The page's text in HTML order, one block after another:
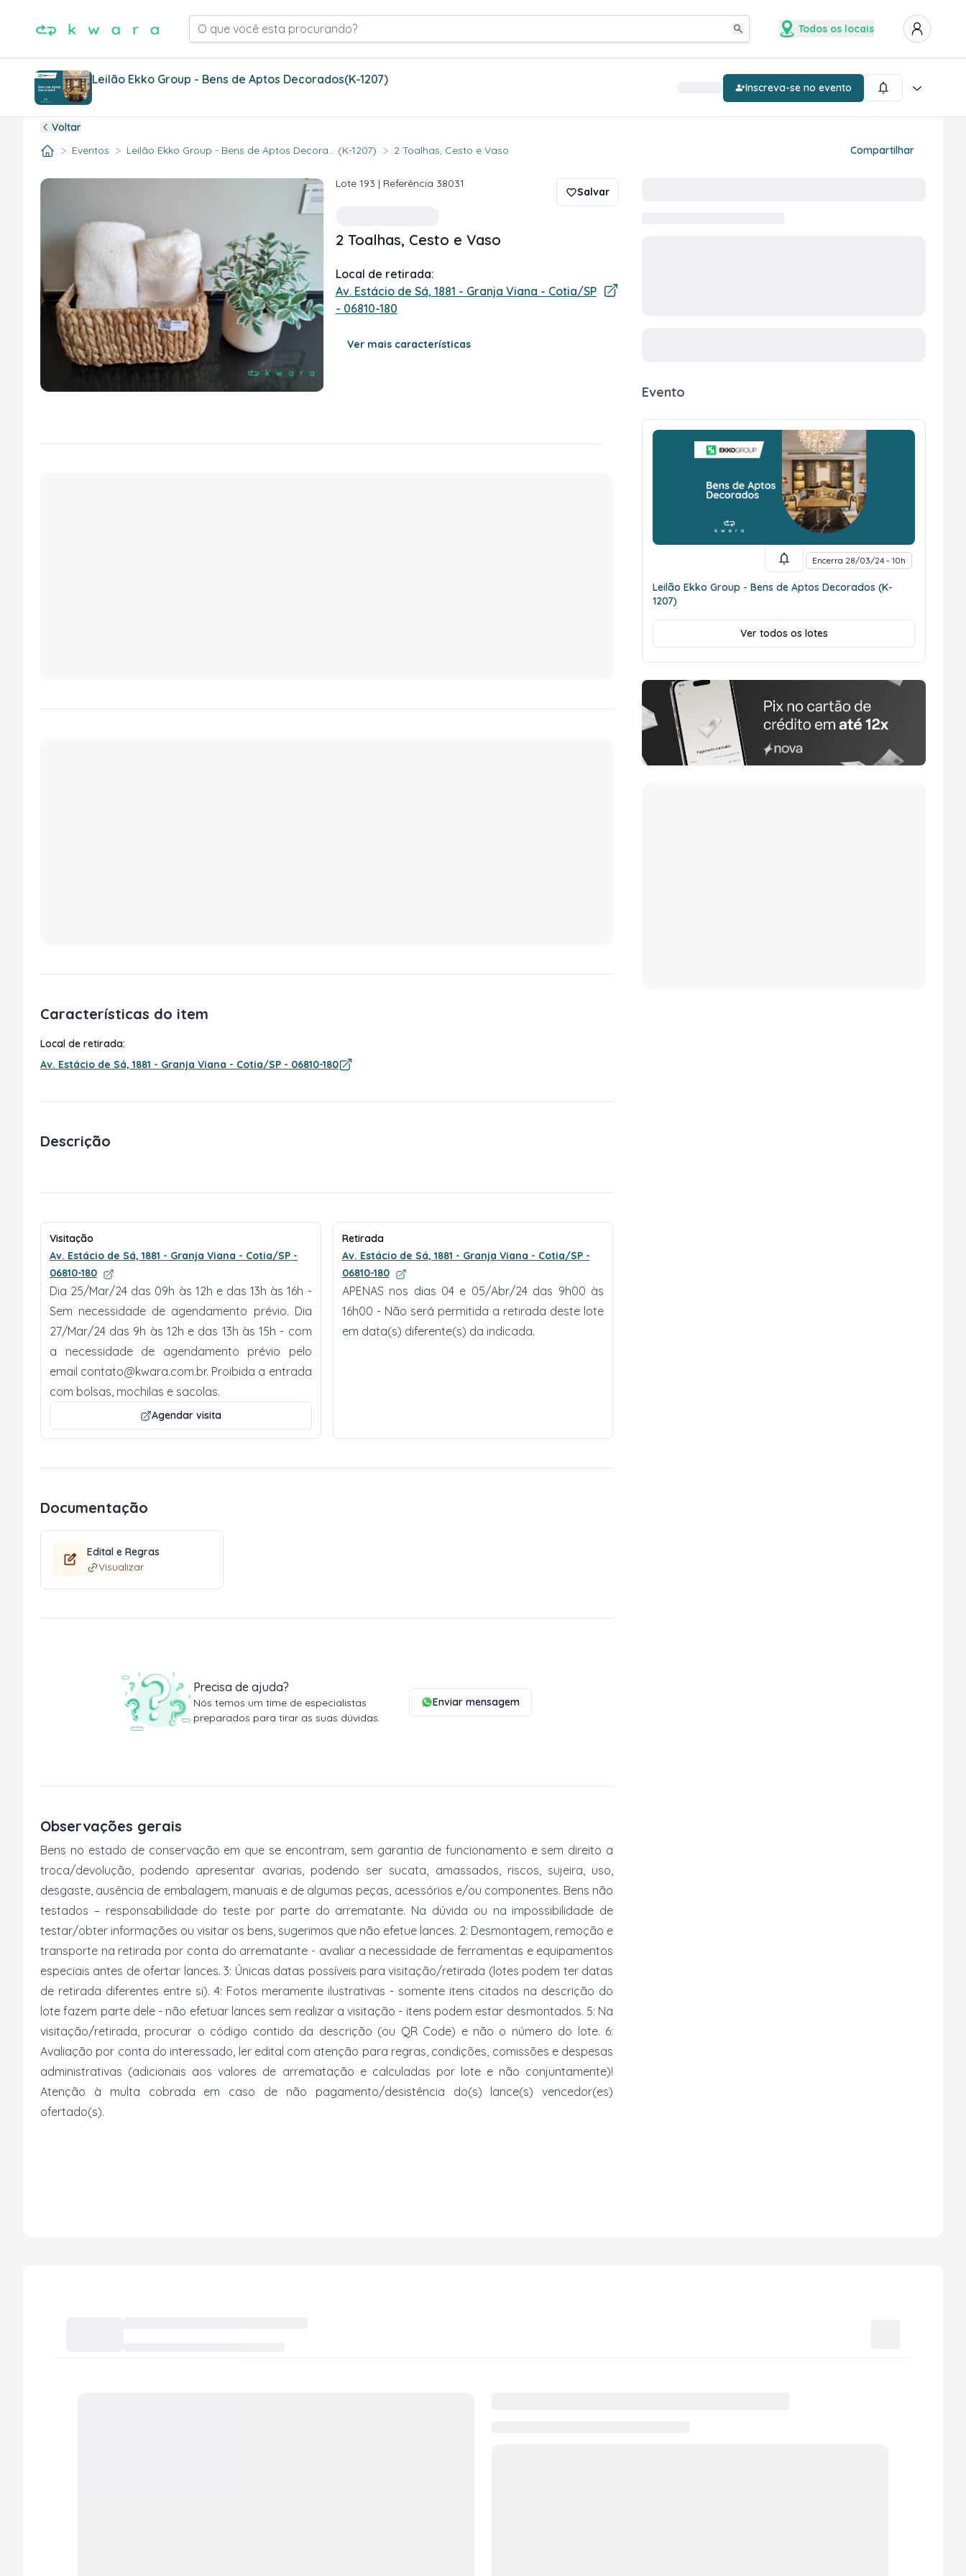
O que você esta procurando? Todos os locais
Leilão Ekko Group - Bens de Aptos Decorados(K-1207)
Inscreva-se no evento
Voltar
> Eventos > Leilão Ekko Group - Bens de Aptos Decora... (K-1207) > 2 Toalhas, Cesto e Vaso Compartilhar
Lote 193 | Referência 38031
Salvar
2 Toalhas, Cesto e Vaso
Local de retirada:
Av. Estácio de Sá, 1881 - Granja Viana - Cotia/SP
- 06810-180
Ver mais características
Evento
Encerra 28/03/24 - 10h
Leilão Ekko Group - Bens de Aptos Decorados (K-
1207)
Ver todos os lotes
Características do item
Local de retirada:
Av. Estácio de Sá, 1881 - Granja Viana - Cotia/SP - 06810-180
Descrição
Visitação
Av. Estácio de Sá, 1881 - Granja Viana - Cotia/SP -
06810-180
Dia 25/Mar/24 das 09h às 12h e das 13h às 16h -
Sem necessidade de agendamento prévio. Dia
27/Mar/24 das 9h às 12h e das 13h às 15h - com
a necessidade de agendamento prévio pelo
email contato@kwara.com.br. Proibida a entrada
com bolsas, mochilas e sacolas.
Agendar visita
Retirada
Av. Estácio de Sá, 1881 - Granja Viana - Cotia/SP -
06810-180
APENAS nos dias 04 e 05/Abr/24 das 9h00 às
16h00 - Não será permitida a retirada deste lote
em data(s) diferente(s) da indicada.
Documentação
Edital e Regras
Visualizar
Precisa de ajuda?
Nós temos um time de especialistas
preparados para tirar as suas dúvidas.
Enviar mensagem
Observações gerais
Bens no estado de conservação em que se encontram, sem garantia de funcionamento e sem direito a
troca/devolução, podendo apresentar avarias, podendo ser sucata, amassados, riscos, sujeira, uso,
desgaste, ausência de embalagem, manuais e de algumas peças, acessórios e/ou componentes. Bens não
testados – responsabilidade do teste por parte do arrematante. Na dúvida ou na impossibilidade de
testar/obter informações ou visitar os bens, sugerimos que não efetue lances. 2: Desmontagem, remoção e
transporte na retirada por conta do arrematante - avaliar a necessidade de ferramentas e equipamentos
especiais antes de ofertar lances. 3: Únicas datas possíveis para visitação/retirada (lotes podem ter datas
de retirada diferentes entre si). 4: Fotos meramente ilustrativas - somente itens citados na descrição do
lote fazem parte dele - não efetuar lances sem realizar a visitação - itens podem estar desmontados. 5: Na
visitação/retirada, procurar o código contido da descrição (ou QR Code) e não o número do lote. 6:
Avaliação por conta do interessado, ler edital com atenção para regras, condições, comissões e despesas
administrativas (adicionais aos valores de arrematação e calculadas por lote e não conjuntamente)!
Atenção à multa cobrada em caso de não pagamento/desistência do(s) lance(s) vencedor(es)
ofertado(s).